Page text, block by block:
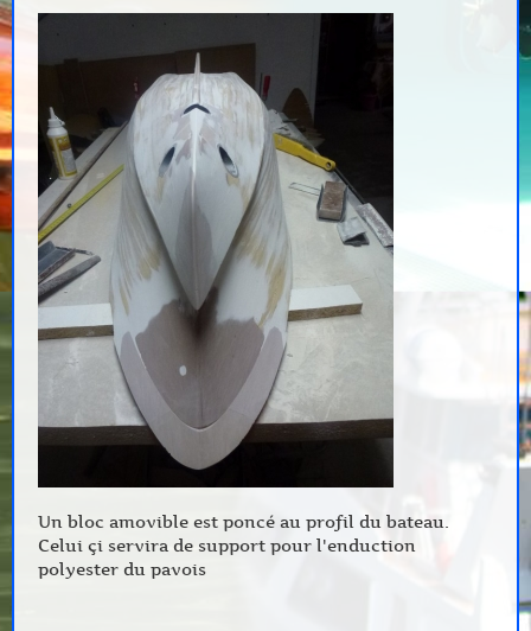
Un bloc amovible est poncé au profil du bateau.
Celui çi servira de support pour l'enduction
polyester du pavois